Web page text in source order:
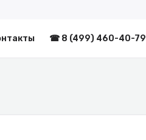
☎ 8 (499) 460-40-79